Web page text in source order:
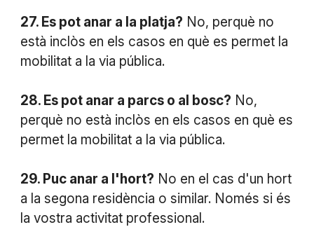
27. Es pot anar a la platja? No, perquè no
està inclòs en els casos en què es permet la
mobilitat a la via pública.
28. Es pot anar a parcs o al bosc? No,
perquè no està inclòs en els casos en què es
permet la mobilitat a la via pública.
29. Puc anar a l'hort? No en el cas d'un hort
a la segona residència o similar. Només si és
la vostra activitat professional.